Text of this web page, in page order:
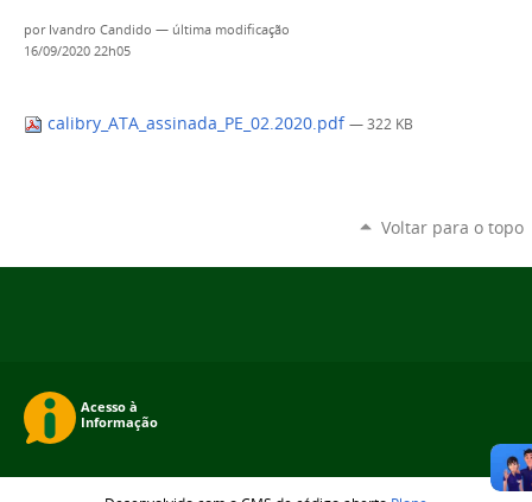
por Ivandro Candido — última modificação
16/09/2020 22h05
calibry_ATA_assinada_PE_02.2020.pdf — 322 KB
Voltar para o topo